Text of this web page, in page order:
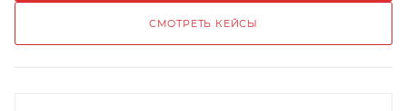
СМОТРЕТЬ КЕЙСЫ